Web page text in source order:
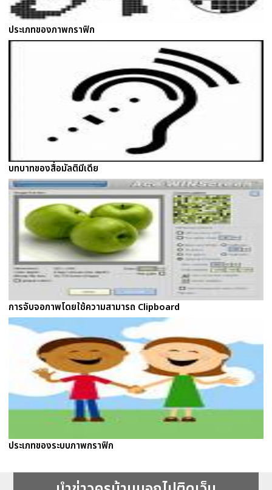
ประเภทของภาพกราฟิก
บทบาทของสื่อมัลติมีเดีย
การจับจอภาพโดยใช้ความสามารถ Clipboard
ประเภทของระบบภาพกราฟิก